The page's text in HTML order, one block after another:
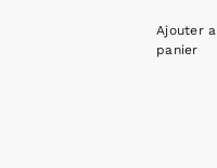
Ajouter
panier